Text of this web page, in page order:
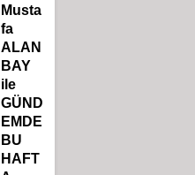
Musta
fa
ALAN
BAY
ile
GÜND
EMDE
BU
HAFT